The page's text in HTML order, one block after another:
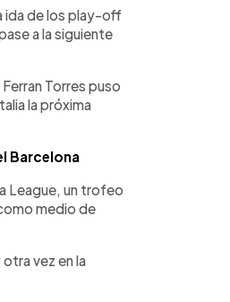
ida de los play-off
a la siguiente
Torres puso
la próxima
Barcelona
League, un trofeo
medio de
vez en la